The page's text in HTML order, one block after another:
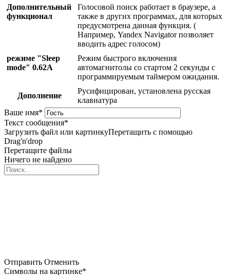
Дополнительный
функционал
Голосовой поиск работает в браузере, а
также в других программах, для которых
предусмотрена данная функция. (
Например, Yandex Navigator позволяет
вводить адрес голосом)
режиме "Sleep
mode" 0.62A
Режим быстрого включения
автомагнитолы со стартом 2 секунды с
программируемым таймером ожидания.
Дополнение
Русифицирован, установлена русская
клавиатура
Ваше имя*
Текст сообщения*
Загрузить файл или картинкуПеретащить с помощью
Drag'n'drop
Перетащите файлы
Ничего не найдено
Отправить Отменить
Символы на картинке*